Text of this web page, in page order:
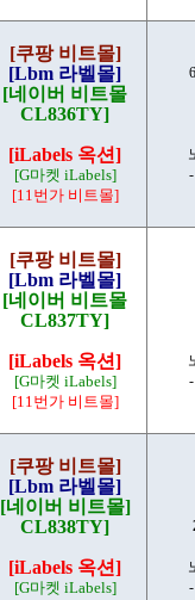
[쿠팡 비트몰]
[Lbm 라벨몰]
[네이버 비트몰
CL836TY]
[iLabels 옥션]
[G마켓 iLabels]
[11번가 비트몰]
[쿠팡 비트몰]
[Lbm 라벨몰]
[네이버 비트몰
CL837TY]
[iLabels 옥션]
[G마켓 iLabels]
[11번가 비트몰]
[쿠팡 비트몰]
[Lbm 라벨몰]
[네이버 비트몰]
CL838TY]
[iLabels 옥션]
[G마켓 iLabels]